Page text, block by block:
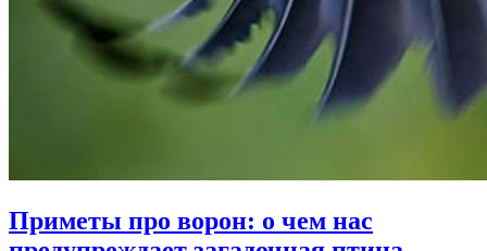
Приметы про ворон: о чем нас